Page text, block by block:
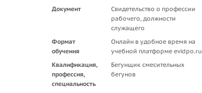
Документ
Свидетельство о профессии
рабочего, должности
служащего
Формат
обучения
Онлайн в удобное время на
учебной платформе evidpo.ru
Квалификация,
профессия,
специальность
Бегунщик смесительных
бегунов